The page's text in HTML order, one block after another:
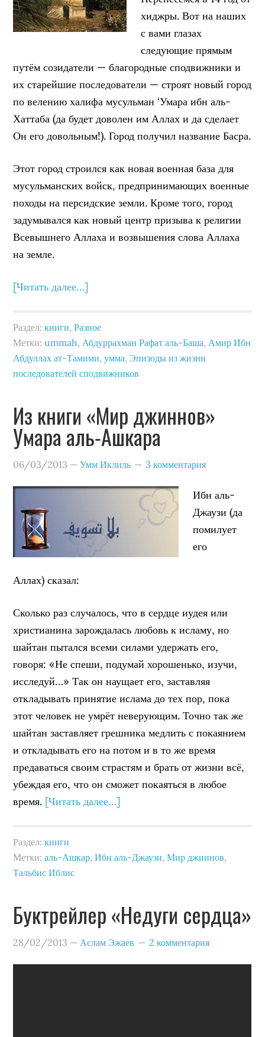
хиджры. Вот на наших
с вами глазах
следующие прямым
путём созидатели — благородные сподвижники и
их старейшие последователи — строят новый город
по велению халифа мусульман ‘Умара ибн аль-
Хаттаба (да будет доволен им Аллах и да сделает
Он его довольным!). Город получил название Басра.
Этот город строился как новая военная база для
мусульманских войск, предпринимающих военные
походы на персидские земли. Кроме того, город
задумывался как новый центр призыва к религии
Всевышнего Аллаха и возвышения слова Аллаха
на земле.
[Читать далее…]
Раздел:книги,Разное
Метки:ummah,Абдуррахман Рафат аль-Баша,Амир Ибн
Абдуллах ат-Тамими,умма, Эпизоды из жизни
последователей сподвижников
Из книги «Мир джиннов»
Умара аль-Ашкара
06/03/2013 —Умм Иклиль 3 комментария
Ибн аль-
Джаузи (да
помилует
его
Аллах) сказал:
Сколько раз случалось, что в сердце иудея или
христианина зарождалась любовь к исламу, но
шайтан пытался всеми силами удержать его,
говоря: «Не спеши, подумай хорошенько, изучи,
исследуй…» Так он наущает его, заставляя
откладывать принятие ислама до тех пор, пока
этот человек не умрёт неверующим. Точно так же
шайтан заставляет грешника медлить с покаянием
и откладывать его на потом и в то же время
предаваться своим страстям и брать от жизни всё,
убеждая его, что он сможет покаяться в любое
время. [Читать далее…]
Раздел:книги
Метки:аль-Ашкар,Ибн аль-Джаузи,Мир джиннов,
Тальбис Иблис
Буктрейлер «Недуги сердца»
28/02/2013 —Аслам Эжаев 2 комментария